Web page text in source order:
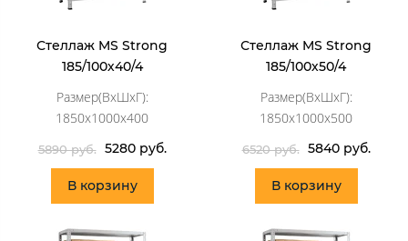
Стеллаж MS Strong
185/100х40/4
Размер(ВхШхГ):
1850x1000x400
5890 руб. 5280 руб.
В корзину
Стеллаж MS Strong
185/100х50/4
Размер(ВхШхГ):
1850x1000x500
6520 руб. 5840 руб.
В корзину